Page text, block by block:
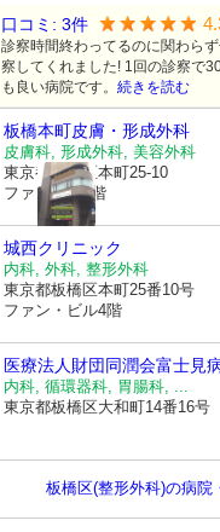
口コミ: 3件
診察時間終わってるのに関わら
察してくれました! 1回の診察で
も良い病院です。 続きを読む
板橋本町皮膚・形成外科
皮膚科, 形成外科, 美容外科
東京都板橋区本町25-10
ファンビル2階
城西クリニック
内科, 外科, 整形外科
東京都板橋区本町25番10号
ファン・ビル4階
医療法人財団同潤会富士見
内科, 循環器科, 胃腸科, ...
東京都板橋区大和町14番16号
板橋区(整形外科)の病院